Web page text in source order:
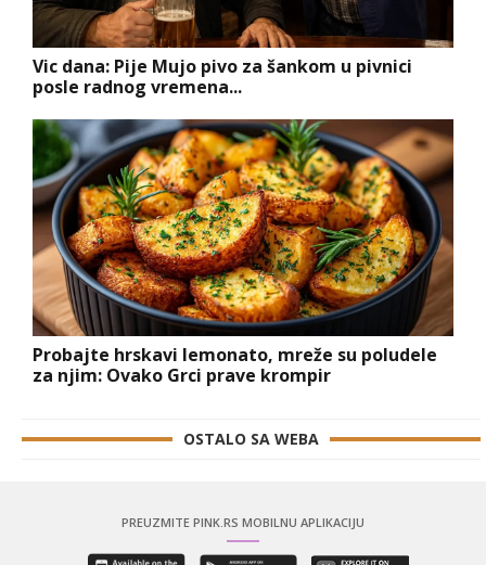
Vic dana: Pije Mujo pivo za šankom u pivnici
posle radnog vremena...
Probajte hrskavi lemonato, mreže su poludele
za njim: Ovako Grci prave krompir
OSTALO SA WEBA
PREUZMITE PINK.RS MOBILNU APLIKACIJU